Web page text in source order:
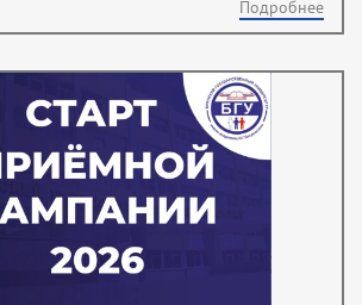
Подробнее